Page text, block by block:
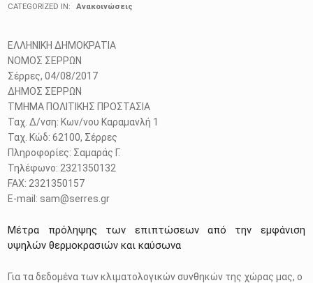
CATEGORIZED IN:
Ανακοινώσεις
ΕΛΛΗΝΙΚΗ ΔΗΜΟΚΡΑΤΙΑ
ΝΟΜΟΣ ΣΕΡΡΩΝ
Σέρρες, 04/08/2017
ΔΗΜΟΣ ΣΕΡΡΩΝ
ΤΜΗΜΑ ΠΟΛΙΤΙΚΗΣ ΠΡΟΣΤΑΣΙΑ
Ταχ. Δ/νση: Κων/νου Καραμανλή 1
Ταχ. Κώδ: 62100, Σέρρες
Πληροφορίες: Σαμαράς Γ.
Τηλέφωνο: 2321350132
FAΧ: 2321350157
E-mail: sam@serres.gr
Μέτρα πρόληψης των επιπτώσεων από την εμφάνιση
υψηλών θερμοκρασιών και καύσωνα
Για τα δεδομένα των κλιματολογικών συνθηκών της χώρας μας, ο